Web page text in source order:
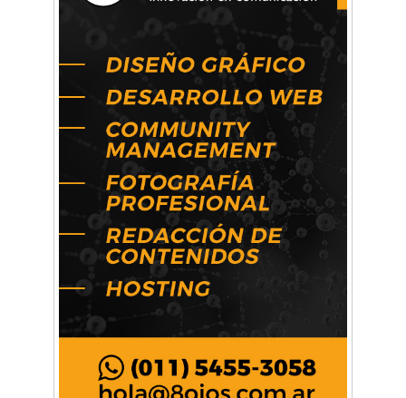
Música, teatro, yoga, danza y mucho más:
Conocé todos los talleres para aprender y